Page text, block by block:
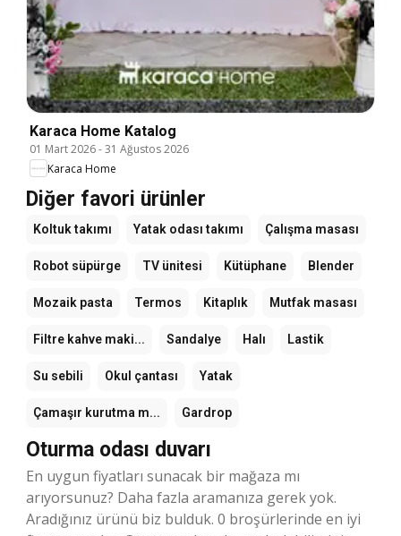
Karaca Home Katalog
01 Mart 2026-31 Ağustos 2026
Karaca Home
Diğer favori ürünler
Koltuk takımı Yatak odası takımı Çalışma masası
Robot süpürge TV ünitesi Kütüphane Blender
Mozaik pasta Termos Kitaplık Mutfak masası
Filtre kahve maki... Sandalye Halı Lastik
Su sebili Okul çantası Yatak
Çamaşır kurutma m... Gardrop
Oturma odası duvarı
En uygun fiyatları sunacak bir mağaza mı
arıyorsunuz? Daha fazla aramanıza gerek yok.
Aradığınız ürünü biz bulduk. 0 broşürlerinde en iyi